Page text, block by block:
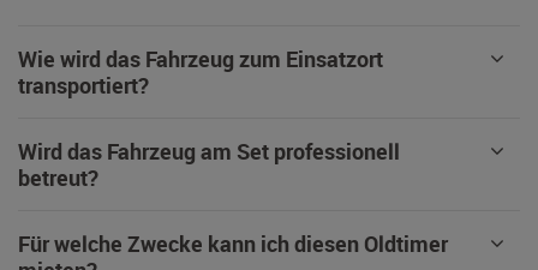
Wie wird das Fahrzeug zum Einsatzort
transportiert?
Wird das Fahrzeug am Set professionell
betreut?
Für welche Zwecke kann ich diesen Oldtimer